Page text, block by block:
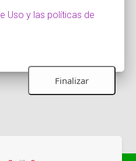
Uso y las políticas de